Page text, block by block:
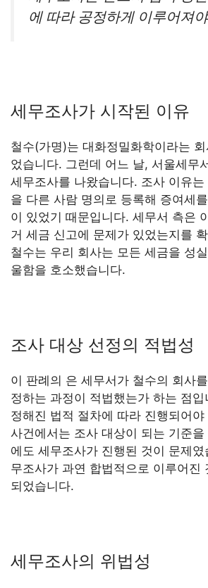
에 따라 공정하게 이루어져
세무조사가 시작된 이유
철수(가명)는 대화정밀화학이라는
었습니다. 그런데 어느 날, 서울세무
세무조사를 나왔습니다. 조사 이유
을 다른 사람 명의로 등록해 증여세
이 있었기 때문입니다. 세무서 측은
거 세금 신고에 문제가 있었는지를
철수는 우리 회사는 모든 세금을 성
울함을 호소했습니다.
조사 대상 선정의 적법성
이 판례의 은 세무서가 철수의 회사
정하는 과정이 적법했는가 하는 점
정해진 법적 절차에 따라 진행되어
사건에서는 조사 대상이 되는 기준
에도 세무조사가 진행된 것이 문제
무조사가 과연 합법적으로 이루어진
되었습니다.
세무조사의 위법성